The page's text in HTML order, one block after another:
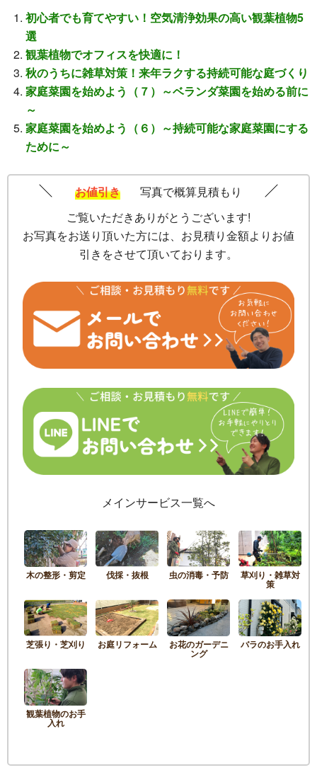
初心者でも育てやすい！空気清浄効果の高い観葉植物5
選
観葉植物でオフィスを快適に！
秋のうちに雑草対策！来年ラクする持続可能な庭づくり
家庭菜園を始めよう（７）～ベランダ菜園を始める前に
～
家庭菜園を始めよう（６）～持続可能な家庭菜園にする
ために～
お値引き
写真で概算見積もり
ご覧いただきありがとうございます!
お写真をお送り頂いた方には、お見積り金額よりお値
引きをさせて頂いております。
メインサービス一覧へ
木の整形・剪定 伐採・抜根 虫の消毒・予防 草刈り・雑草対
策
芝張り・芝刈り お庭リフォーム お花のガーデニ
ング
バラのお手入れ
観葉植物のお手
入れ